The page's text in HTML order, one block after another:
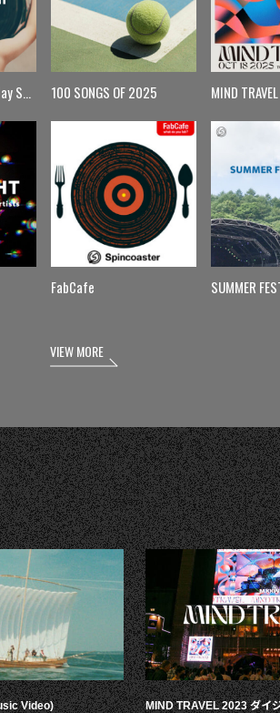
【月曜更新】Monday Spin 100 SONGS OF 2025
FabCafe
MIND TRAVEL
SUMMER
VIEW MORE
Video) MIND TRAVEL 2023 ダイ